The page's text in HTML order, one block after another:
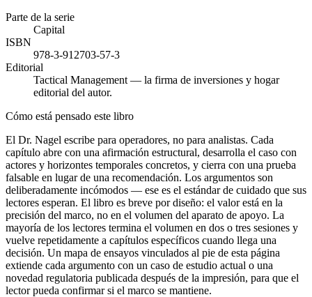
Parte de la serie
Capital
ISBN
978-3-912703-57-3
Editorial
Tactical Management — la firma de inversiones y hogar
editorial del autor.
Cómo está pensado este libro
El Dr. Nagel escribe para operadores, no para analistas. Cada
capítulo abre con una afirmación estructural, desarrolla el caso con
actores y horizontes temporales concretos, y cierra con una prueba
falsable en lugar de una recomendación. Los argumentos son
deliberadamente incómodos — ese es el estándar de cuidado que sus
lectores esperan. El libro es breve por diseño: el valor está en la
precisión del marco, no en el volumen del aparato de apoyo. La
mayoría de los lectores termina el volumen en dos o tres sesiones y
vuelve repetidamente a capítulos específicos cuando llega una
decisión. Un mapa de ensayos vinculados al pie de esta página
extiende cada argumento con un caso de estudio actual o una
novedad regulatoria publicada después de la impresión, para que el
lector pueda confirmar si el marco se mantiene.